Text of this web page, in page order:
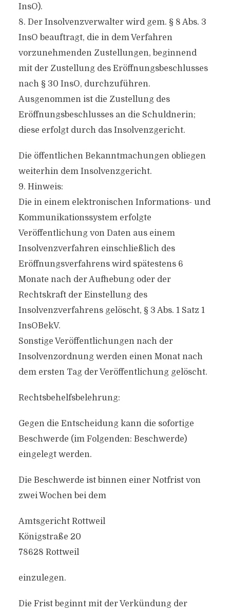
InsO).
8. Der Insolvenzverwalter wird gem. § 8 Abs. 3
InsO beauftragt, die in dem Verfahren
vorzunehmenden Zustellungen, beginnend
mit der Zustellung des Eröffnungsbeschlusses
nach § 30 InsO, durchzuführen.
Ausgenommen ist die Zustellung des
Eröffnungsbeschlusses an die Schuldnerin;
diese erfolgt durch das Insolvenzgericht.
Die öffentlichen Bekanntmachungen obliegen
weiterhin dem Insolvenzgericht.
9. Hinweis:
Die in einem elektronischen Informations- und
Kommunikationssystem erfolgte
Veröffentlichung von Daten aus einem
Insolvenzverfahren einschließlich des
Eröffnungsverfahrens wird spätestens 6
Monate nach der Aufhebung oder der
Rechtskraft der Einstellung des
Insolvenzverfahrens gelöscht, § 3 Abs. 1 Satz 1
InsOBekV.
Sonstige Veröffentlichungen nach der
Insolvenzordnung werden einen Monat nach
dem ersten Tag der Veröffentlichung gelöscht.
Rechtsbehelfsbelehrung:
Gegen die Entscheidung kann die sofortige
Beschwerde (im Folgenden: Beschwerde)
eingelegt werden.
Die Beschwerde ist binnen einer Notfrist von
zwei Wochen bei dem
Amtsgericht Rottweil
Königstraße 20
78628 Rottweil
einzulegen.
Die Frist beginnt mit der Verkündung der